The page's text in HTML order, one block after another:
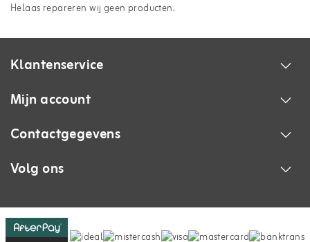
Helaas repareren wij geen producten.
Klantenservice
Mijn account
Contactgegevens
Volg ons